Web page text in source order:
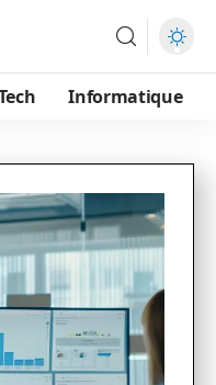
Informatique